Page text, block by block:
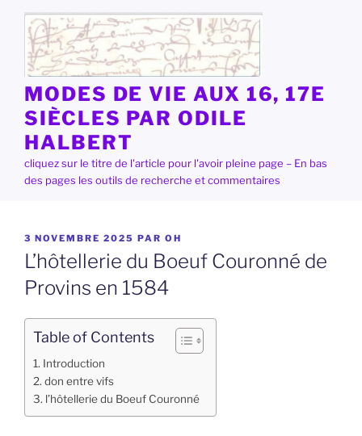
contenu
principal
MODES DE VIE AUX 16, 17E
SIÈCLES PAR ODILE
HALBERT
cliquez sur le titre de l'article pour l'avoir pleine page – En bas
des pages les outils de recherche et commentaires
PUBLIÉ
LE
3 NOVEMBRE 2025 PAR OH
L’hôtellerie du Boeuf Couronné de
Provins en 1584
Table of Contents
Introduction
don entre vifs
l’hôtellerie du Boeuf Couronné